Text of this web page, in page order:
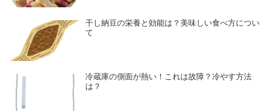
干し納豆の栄養と効能は？美味しい食べ方につい
て
冷蔵庫の側面が熱い！これは故障？冷やす方法
は？